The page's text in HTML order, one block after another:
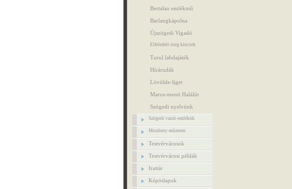
Bertalan emlékmű
Barlangkápolna
Újszögedi Vigadó
Elfeledett öreg kincsek
Turul labdajáték
Hírárudák
Lövölde-liget
Maros-menti Halálút
Szögedi nyelvünk
Szögedi vasút-emlékök
Mozdony-múzeum
Testvérvárosok
Testvérvárosi példák
Irattár
Képöslapok